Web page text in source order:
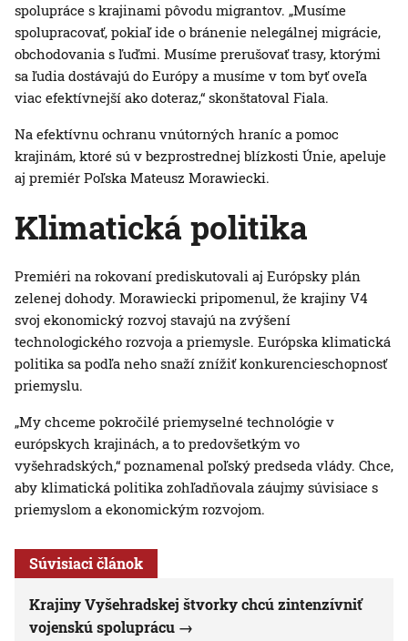
spolupráce s krajinami pôvodu migrantov. „Musíme
spolupracovať, pokiaľ ide o bránenie nelegálnej migrácie,
obchodovania s ľuďmi. Musíme prerušovať trasy, ktorými
sa ľudia dostávajú do Európy a musíme v tom byť oveľa
viac efektívnejší ako doteraz,“ skonštatoval Fiala.
Na efektívnu ochranu vnútorných hraníc a pomoc
krajinám, ktoré sú v bezprostrednej blízkosti Únie, apeluje
aj premiér Poľska Mateusz Morawiecki.
Klimatická politika
Premiéri na rokovaní prediskutovali aj Európsky plán
zelenej dohody. Morawiecki pripomenul, že krajiny V4
svoj ekonomický rozvoj stavajú na zvýšení
technologického rozvoja a priemysle. Európska klimatická
politika sa podľa neho snaží znížiť konkurencieschopnosť
priemyslu.
„My chceme pokročilé priemyselné technológie v
európskych krajinách, a to predovšetkým vo
vyšehradských,“ poznamenal poľský predseda vlády. Chce,
aby klimatická politika zohľadňovala záujmy súvisiace s
priemyslom a ekonomickým rozvojom.
Súvisiaci článok
Krajiny Vyšehradskej štvorky chcú zintenzívniť
vojenskú spoluprácu